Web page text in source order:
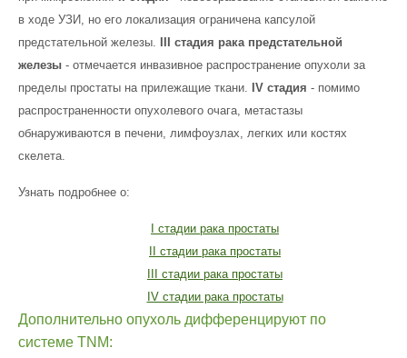
в ходе УЗИ, но его локализация ограничена капсулой
предстательной железы.
III стадия рака предстательной
железы - отмечается инвазивное распространение опухоли за
пределы простаты на прилежащие ткани. IV стадия - помимо
распространенности опухолевого очага, метастазы
обнаруживаются в печени, лимфоузлах, легких или костях
скелета.
Узнать подробнее о:
I стадии рака простаты
II стадии рака простаты
III стадии рака простаты
IV стадии рака простаты
Дополнительно опухоль дифференцируют по
системе TNM: